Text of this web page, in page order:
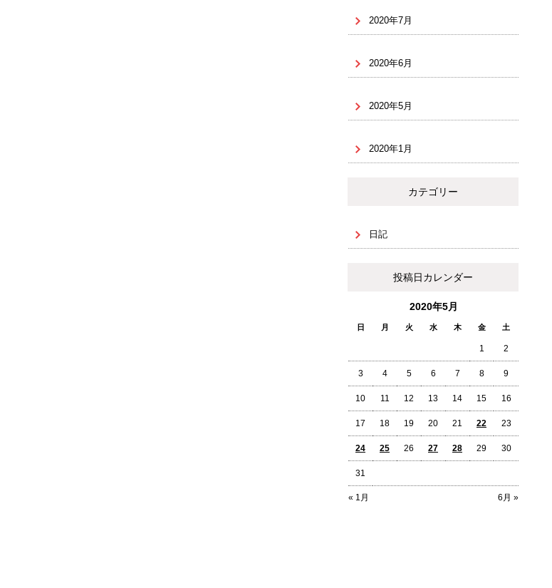
2020年7月
2020年6月
2020年5月
2020年1月
カテゴリー
日記
投稿日カレンダー
2020年5月
日 月 火 水 木 金 土
« 1月 6月 »
1 2
3 4 5 6 7 8 9
10 11 12 13 14 15 16
17 18 19 20 21 22 23
24 25 26 27 28 29 30
31